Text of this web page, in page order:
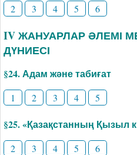
2 3 4 5 6
IV ЖАНУАРЛАР ӘЛЕМІ
ДҮНИЕСІ
§24. Адам және табиғат
1 2 3 4 5
§25. «Қазақстанның Қызыл
2 3 4 5 6